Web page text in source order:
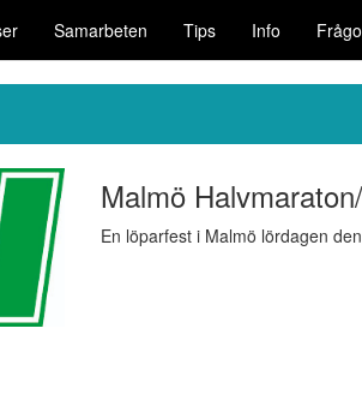
Samarbeten Tips Info
Malmö
En löparfest i Malmö lördagen